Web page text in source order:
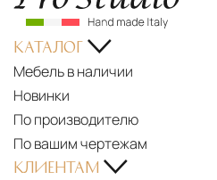
КАТАЛОГ
Мебель в наличии
Новинки
По производителю
По вашим чертежам
КЛИЕНТАМ